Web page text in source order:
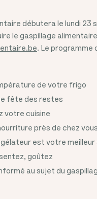
débutera le lundi
le gaspillage
. Le programme
de votre frigo
fête des restes
votre cuisine
près de chez vous
est votre meilleur
goûtez
au sujet du